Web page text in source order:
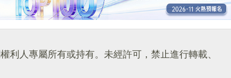
利人專屬所有或持有。未經許可，禁止進行轉載、